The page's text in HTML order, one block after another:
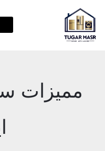
إلى
المحتوى
مميزات